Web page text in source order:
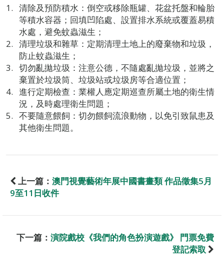
清除及預防積水：倒空或移除瓶罐、花盆托盤和輪胎
等積水容器；回填凹陷處、設置排水系統或覆蓋易積
水處，避免蚊蟲滋生；
清理垃圾和雜草：定期清理土地上的廢棄物和垃圾，
防止蚊蟲滋生；
切勿亂拋垃圾：注意公德，不隨處亂拋垃圾，並將之
棄置於垃圾筒、垃圾站或垃圾房等合適位置；
進行定期檢查：業權人應定期巡查所屬土地的衛生情
況，及時處理衛生問題；
不要隨意餵飼：切勿餵飼流浪動物，以免引致鼠患及
其他衛生問題。
上一篇： 澳門視覺藝術年展中國書畫類 作品徵集5月
9至11日收件
下一篇： 演院戲校《我們的角色扮演遊戲》 門票免費
登記索取